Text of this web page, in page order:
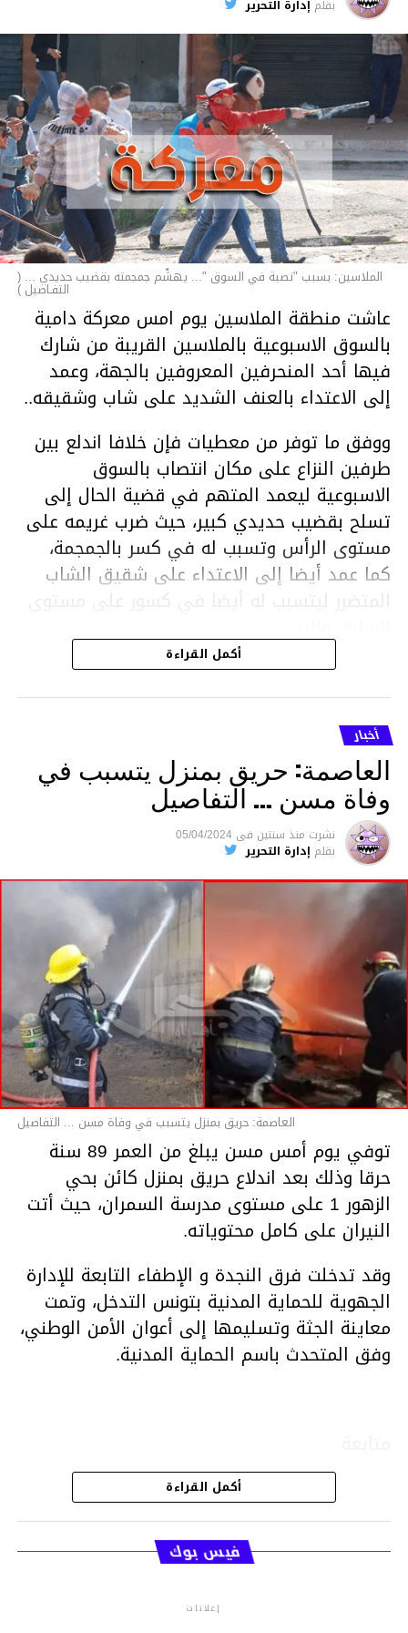
الأخبار
بقلم إدارة التحرير
الملاسين: بسبب "نصبة في السوق "... يهشّم جمجمته بقضيب حديدي ... (
التفـاصيل )
عاشت منطقة الملاسين يوم امس معركة دامية
بالسوق الاسبوعية بالملاسين القريبة من شارك
فيها أحد المنحرفين المعروفين بالجهة، وعمد
إلى الاعتداء بالعنف الشديد على شاب وشقيقه..
ووفق ما توفر من معطيات فإن خلافا اندلع بين
طرفين النزاع على مكان انتصاب بالسوق
الاسبوعية ليعمد المتهم في قضية الحال إلى
تسلح بقضيب حديدي كبير، حيث ضرب غريمه على
مستوى الرأس وتسبب له في كسر بالجمجمة،
كما عمد أيضا إلى الاعتداء على شقيق الشاب
المتضرر ليتسبب له أيضا في كسور على مستوى
هذا وقد تمكن أعوان مركز الأمن الوطني بحي
هلال في توقيت قياسي من محاصرة المشتبه به
والقبض عليه وإحالته على التحقيق في خصوص
ما نُسبه إليه.
متابعة
قسم الاخبار
أكمل القراءة
أخبار
العاصمة: حريق بمنزل يتسبب في
وفاة مسن … التفاصيل
نشرت منذ سنتين فى 05/04/2024
بقلم إدارة التحرير
العاصمة: حريق بمنزل يتسبب في وفاة مسن ... التفاصيل
توفي يوم أمس مسن يبلغ من العمر 89 سنة
حرقا وذلك بعد اندلاع حريق بمنزل كائن بحي
الزهور 1 على مستوى مدرسة السمران، حيث أتت
النيران على كامل محتوياته.
وقد تدخلت فرق النجدة و الإطفاء التابعة للإدارة
الجهوية للحماية المدنية بتونس التدخل، وتمت
معاينة الجثة وتسليمها إلى أعوان الأمن الوطني،
وفق المتحدث باسم الحماية المدنية.
قسم الاخبار
أكمل القراءة
فيس بوك
إعلانات